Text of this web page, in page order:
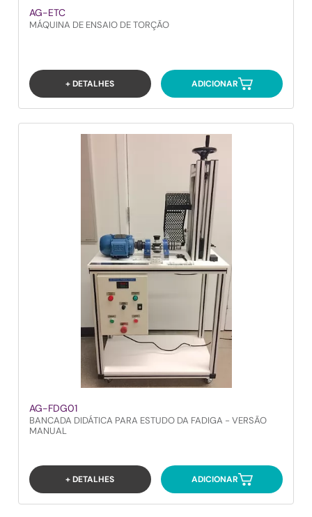
AG-ETC
MÁQUINA DE ENSAIO DE TORÇÃO
+ DETALHES ADICIONAR
AG-FDG01
BANCADA DIDÁTICA PARA ESTUDO DA FADIGA - VERSÃO
MANUAL
+ DETALHES ADICIONAR